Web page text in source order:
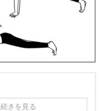
続きを見る